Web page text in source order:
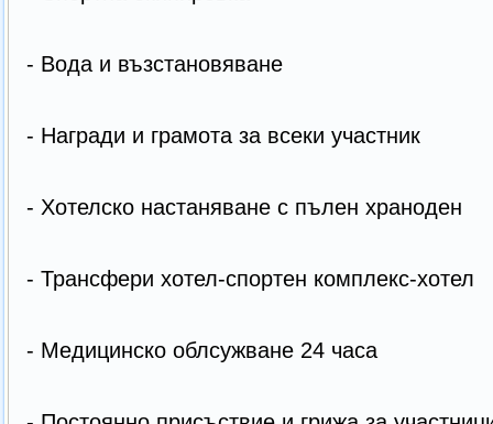
- Вода и възстановяване
- Награди и грамота за всеки участник
- Хотелско настаняване с пълен храноден
- Трансфери хотел-спортен комплекс-хотел
- Медицинско облсужване 24 часа